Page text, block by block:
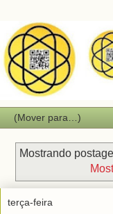
Mostrando
terça-feira